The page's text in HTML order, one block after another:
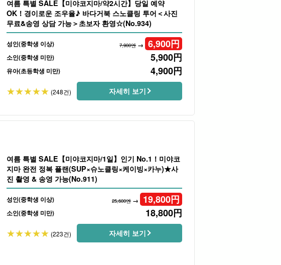
여름 특별 SALE【미야코지마/약2시간】당일 예약
OK！경이로운 조우율♪ 바다거북 스노클링 투어＜사진
무료&송영 상담 가능＞초보자 환영☆(No.934)
성인(중학생 이상) 7,900엔→ 6,900円
소인(중학생 미만) 5,900円
유아(초등학생 미만) 4,900円
(248건) 자세히 보기
여름 특별 SALE【미야코지마/1일】인기 No.1！미야코
지마 완전 정복 플랜(SUP×슈노클링×케이빙×카누)★사
진 촬영 & 송영 가능(No.911)
성인(중학생 이상) 25,600엔→ 19,800円
소인(중학생 미만) 18,800円
(223건) 자세히 보기